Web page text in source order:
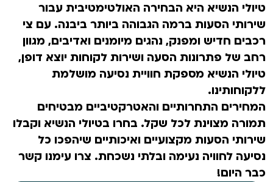
טיולי הנשיא היא הבחירה האולטימטיבית עבור
שירותי הסעות ברמה הגבוהה ביותר ביבנה. עם צי
רכבים חדיש ומפנק, נהגים מיומנים ואדיבים, מגוון
רחב של פתרונות הסעה ושירות לקוחות יוצא דופן,
טיולי הנשיא מספקת חוויית נסיעה מושלמת
ללקוחותינו.
המחירים התחרותיים והאטרקטיביים מבטיחים
תמורה מצוינת לכל שקל. בחרו בטיולי הנשיא וקבלו
שירותי הסעות מקצועיים ואיכותיים שיהפכו כל
נסיעה לחוויה נעימה ובלתי נשכחת. צרו עימנו קשר
כבר היום!